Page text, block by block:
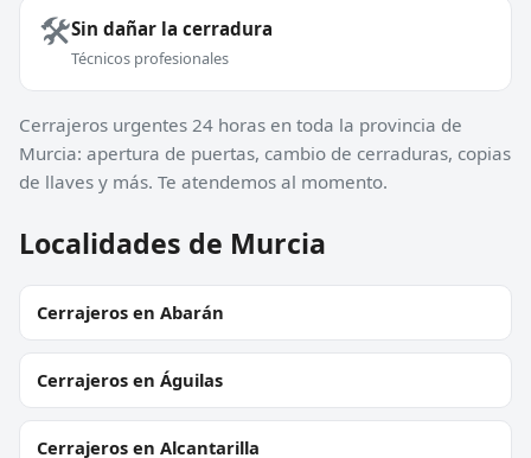
🛠️Sin dañar la cerradura
Técnicos profesionales
Cerrajeros urgentes 24 horas en toda la provincia de
Murcia: apertura de puertas, cambio de cerraduras, copias
de llaves y más. Te atendemos al momento.
Localidades de Murcia
Cerrajeros en Abarán
Cerrajeros en Águilas
Cerrajeros en Alcantarilla